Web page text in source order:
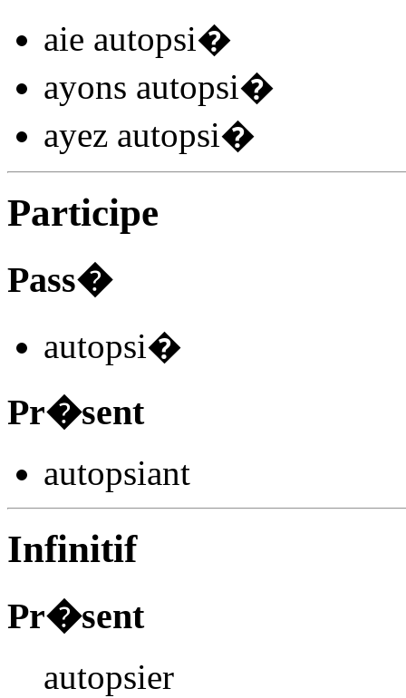
aie autopsi�
ayons autopsi�
ayez autopsi�
Participe
Pass�
autopsi�
Pr�sent
autopsiant
Infinitif
Pr�sent
autopsier